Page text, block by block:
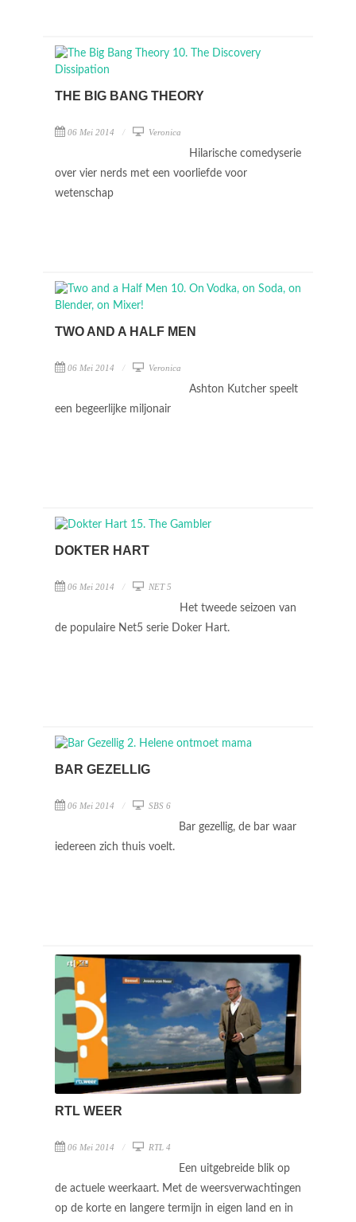
THE BIG BANG THEORY
06 Mei 2014 Veronica
Hilarische comedyserie
over vier nerds met een voorliefde voor
wetenschap
TWO AND A HALF MEN
06 Mei 2014 Veronica
Ashton Kutcher speelt
een begeerlijke miljonair
DOKTER HART
06 Mei 2014 NET 5
Het tweede seizoen van
de populaire Net5 serie Doker Hart.
BAR GEZELLIG
06 Mei 2014 SBS 6
Bar gezellig, de bar waar
iedereen zich thuis voelt.
RTL WEER
06 Mei 2014 RTL 4
Een uitgebreide blik op
de actuele weerkaart. Met de weersverwachtingen
op de korte en langere termijn in eigen land en in